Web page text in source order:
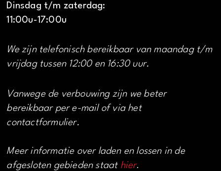
Dinsdag t/m zaterdag:
11:00u-17:00u
We zijn telefonisch bereikbaar van maandag t/m
vrijdag tussen 12:00 en 16:30 uur.
Vanwege de verbouwing zijn we beter
bereikbaar per e-mail of via het
contactformulier.
Meer informatie over laden en lossen in de
afgesloten gebieden staat hier.